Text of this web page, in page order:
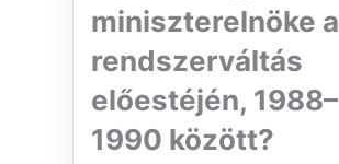
miniszterelnöke a
rendszerváltás
előestéjén, 1988–
1990 között?